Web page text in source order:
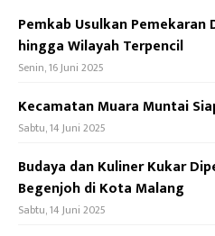
Pemkab Usulkan
hingga Wilayah Terpencil
Senin, 16 Juni 2025
Kecamatan Muara Muntai
Sabtu, 14 Juni 2025
Budaya dan Kuliner Kukar
Begenjoh di Kota Malang
Sabtu, 14 Juni 2025